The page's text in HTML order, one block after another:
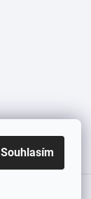
Souhlasím